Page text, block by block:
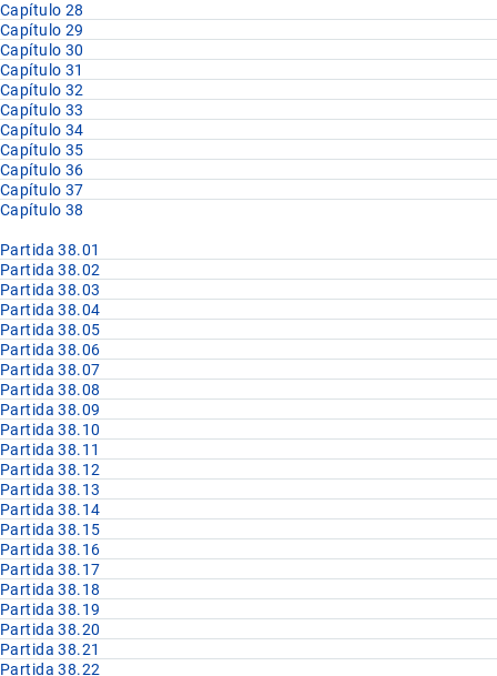
Capítulo 28
Capítulo 29
Capítulo 30
Capítulo 31
Capítulo 32
Capítulo 33
Capítulo 34
Capítulo 35
Capítulo 36
Capítulo 37
Capítulo 38
Partida 38.01
Partida 38.02
Partida 38.03
Partida 38.04
Partida 38.05
Partida 38.06
Partida 38.07
Partida 38.08
Partida 38.09
Partida 38.10
Partida 38.11
Partida 38.12
Partida 38.13
Partida 38.14
Partida 38.15
Partida 38.16
Partida 38.17
Partida 38.18
Partida 38.19
Partida 38.20
Partida 38.21
Partida 38.22